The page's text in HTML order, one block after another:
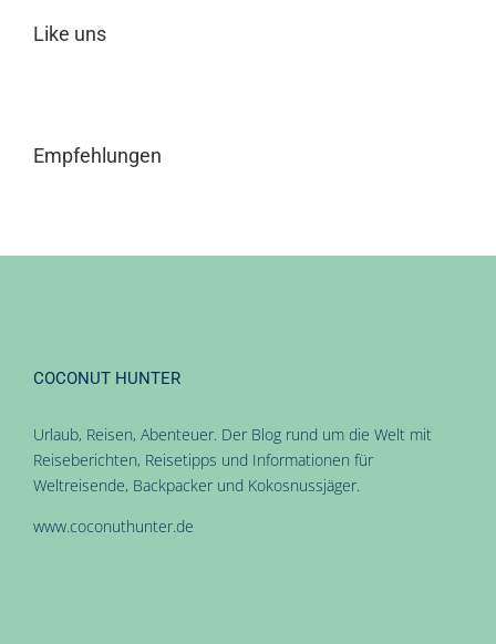
Like uns
Empfehlungen
COCONUT HUNTER
Urlaub, Reisen, Abenteuer. Der Blog rund um die Welt mit
Reiseberichten, Reisetipps und Informationen für
Weltreisende, Backpacker und Kokosnussjäger.
www.coconuthunter.de